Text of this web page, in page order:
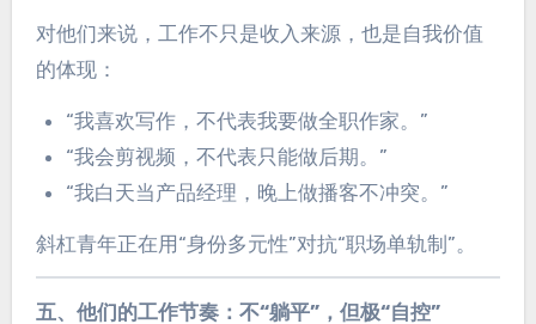
对他们来说，工作不只是收入来源，也是自我价值
的体现：
“我喜欢写作，不代表我要做全职作家。”
“我会剪视频，不代表只能做后期。”
“我白天当产品经理，晚上做播客不冲突。”
斜杠青年正在用“身份多元性”对抗“职场单轨制”。
五、他们的工作节奏：不“躺平”，但极“自控”